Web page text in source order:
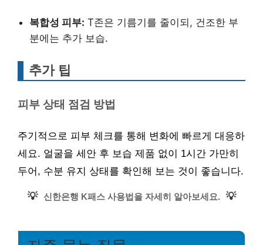
복합성 피부: T존은 기름기를 줄이되, 건조한 부
분에는 추가 보습.
추가 팁
피부 상태 점검 방법
주기적으로 피부 체크를 통해 변화에 빠르게 대응하
세요. 얼굴을 세안 후 보습 제품 없이 1시간 가만히
두어, 수분 유지 상태를 확인해 보는 것이 좋습니다.
💡 신한은행 K패스 사용법을 자세히 알아보세요. 💡